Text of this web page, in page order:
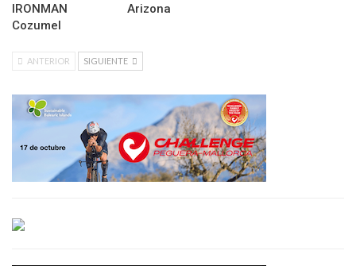
IRONMAN
Cozumel
Arizona
ANTERIOR SIGUIENTE